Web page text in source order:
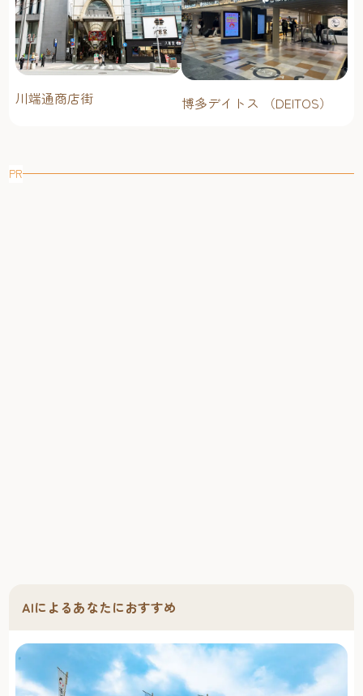
川端通商店街 博多デイトス （DEITOS）
PR
AIによるあなたにおすすめ